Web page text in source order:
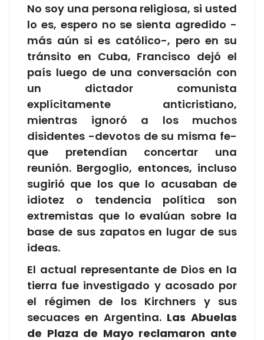
No soy una persona religiosa, si usted
lo es, espero no se sienta agredido -
más aún si es católico-, pero en su
tránsito en Cuba, Francisco dejó el
país luego de una conversación con
un dictador comunista
explícitamente anticristiano,
mientras ignoró a los muchos
disidentes -devotos de su misma fe-
que pretendían concertar una
reunión. Bergoglio, entonces, incluso
sugirió que los que lo acusaban de
idiotez o tendencia política son
extremistas que lo evalúan sobre la
base de sus zapatos en lugar de sus
ideas.
El actual representante de Dios en la
tierra fue investigado y acosado por
el régimen de los Kirchners y sus
secuaces en Argentina. Las Abuelas
de Plaza de Mayo reclamaron ante